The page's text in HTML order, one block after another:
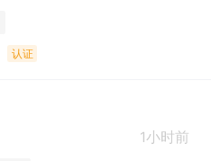
认证
1小时前